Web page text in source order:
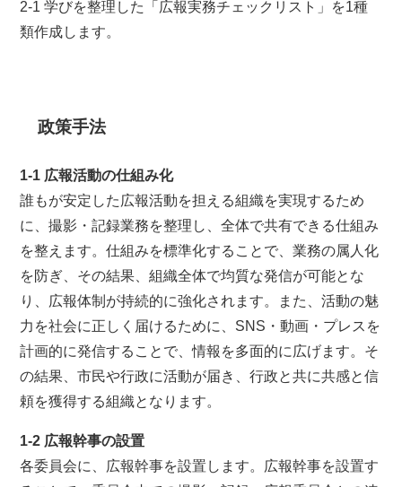
2-1 学びを整理した「広報実務チェックリスト」を1種
類作成します。
政策手法
1-1 広報活動の仕組み化
誰もが安定した広報活動を担える組織を実現するため
に、撮影・記録業務を整理し、全体で共有できる仕組み
を整えます。仕組みを標準化することで、業務の属人化
を防ぎ、その結果、組織全体で均質な発信が可能とな
り、広報体制が持続的に強化されます。また、活動の魅
力を社会に正しく届けるために、SNS・動画・プレスを
計画的に発信することで、情報を多面的に広げます。そ
の結果、市民や行政に活動が届き、行政と共に共感と信
頼を獲得する組織となります。
1-2 広報幹事の設置
各委員会に、広報幹事を設置します。広報幹事を設置す